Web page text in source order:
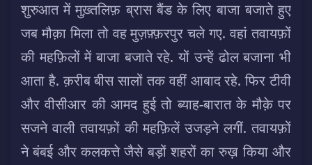
शुरुआत में मुख़्तलिफ़ ब्रास बैंड के लिए बाजा बजाते हुए
जब मौक़ा मिला तो वह मुज़फ़्फ़रपुर चले गए. वहां तवायफ़ों
की महफ़िलों में बाजा बजाते रहे. यों उन्हें ढोल बजाना भी
आता है. क़रीब बीस सालों तक वहीं आबाद रहे. फिर टीवी
और वीसीआर की आमद हुई तो ब्याह-बारात के मौक़े पर
सजने वाली तवायफ़ों की महफ़िलें उजड़ने लगीं. तवायफ़ों
ने बंबई और कलकत्ते जैसे बड़ों शहरों का रुख़ किया और